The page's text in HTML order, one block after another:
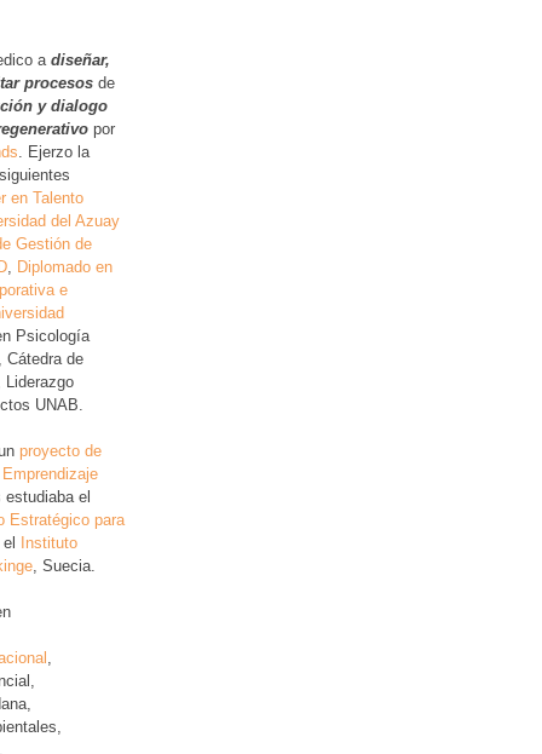
a diseñar,
procesos de
y dialogo
por
. Ejerzo la
en Talento
del Azuay
Gestión de
Diplomado en
e
Psicología
Cátedra de
Liderazgo
UNAB.
proyecto de
estudiaba el
Estratégico para
el Instituto
, Suecia.